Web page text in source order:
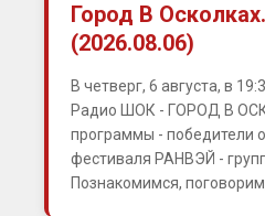
Город В Осколках.
(2026.08.06)
В четверг, 6 августа, в
Радио ШОК - ГОРОД В
программы - победители
фестиваля РАНВЭЙ -
Познакомимся,